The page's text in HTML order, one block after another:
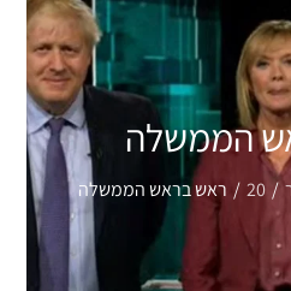
הממשלה
20 ראש בראש הממשלה